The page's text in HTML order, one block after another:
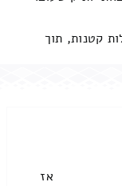
קטנות, תוך
אז